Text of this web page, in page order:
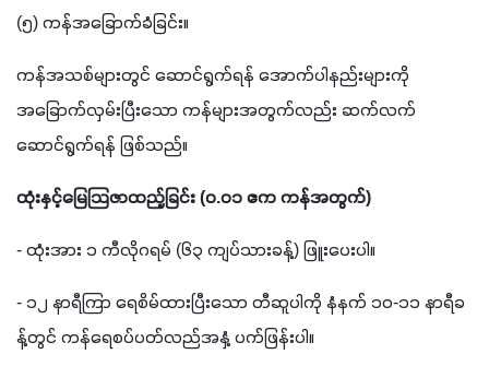
(၅) ကန်အခြောက်ခံခြင်း။
ကန်အသစ်များတွင် ဆောင်ရွက်ရန် အောက်ပါနည်းများကို
အခြောက်လှမ်းပြီးသော ကန်များအတွက်လည်း ဆက်လက်
ဆောင်ရွက်ရန် ဖြစ်သည်။
ထုံးနှင့်မြေသြဇာထည့်ခြင်း (၀.၀၁ ဧက ကန်အတွက်)
- ထုံးအား ၁ ကီလိုဂရမ် (၆၃ ကျပ်သားခန့်) ဖြူးပေးပါ။
- ၁၂ နာရီကြာ ရေစိမ်ထားပြီးသော တီဆူပါကို နံနက် ၁၀-၁၁ နာရီခ
န့်တွင် ကန်ရေစပ်ပတ်လည်အနှံ့ ပက်ဖြန်းပါ။